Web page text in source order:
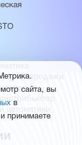
продажи
–
автоматики
сайта, вы
в
принимаете